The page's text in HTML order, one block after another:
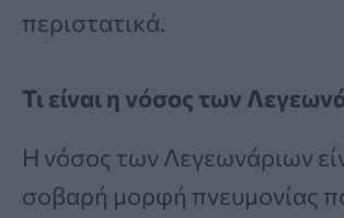
περιστατικά.
Τι είναι η νόσος των
Η νόσος των Λεγεωνάριων
σοβαρή μορφή πνευμονίας